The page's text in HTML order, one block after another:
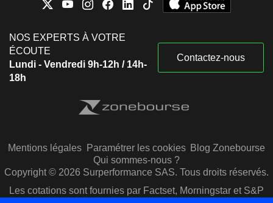
NOS EXPERTS À VOTRE
ÉCOUTE
Lundi - Vendredi 9h-12h / 14h-
18h
Contactez-nous
Mentions légales Paramétrer les cookies Blog Zonebourse
Qui sommes-nous ?
Copyright © 2026 Surperformance SAS. Tous droits réservés.
Les cotations sont fournies par Factset, Morningstar et S&P